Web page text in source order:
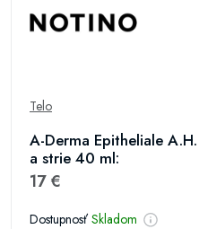
Telo
A-Derma Epitheliale
a strie 40 ml:
17 €
Dostupnosť Skladom